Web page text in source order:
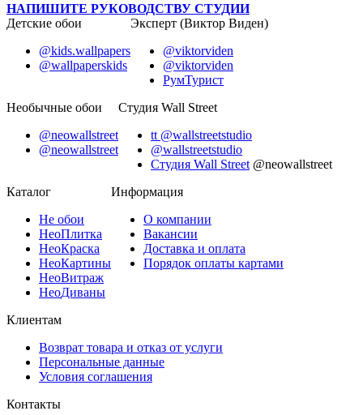
НАПИШИТЕ РУКОВОДСТВУ СТУДИИ
Детские обои
@kids.wallpapers
@wallpaperskids
Эксперт (Виктор Виден)
@viktorviden
@viktorviden
РумТурист
Необычные обои
@neowallstreet
@neowallstreet
Студия Wall Street
tt @wallstreetstudio
@wallstreetstudio
Студия Wall Street @neowallstreet
Каталог
Не обои
НеоПлитка
НеоКраска
НеоКартины
НеоВитраж
НеоДиваны
Информация
О компании
Вакансии
Доставка и оплата
Порядок оплаты картами
Клиентам
Возврат товара и отказ от услуги
Персональные данные
Условия соглашения
Контакты